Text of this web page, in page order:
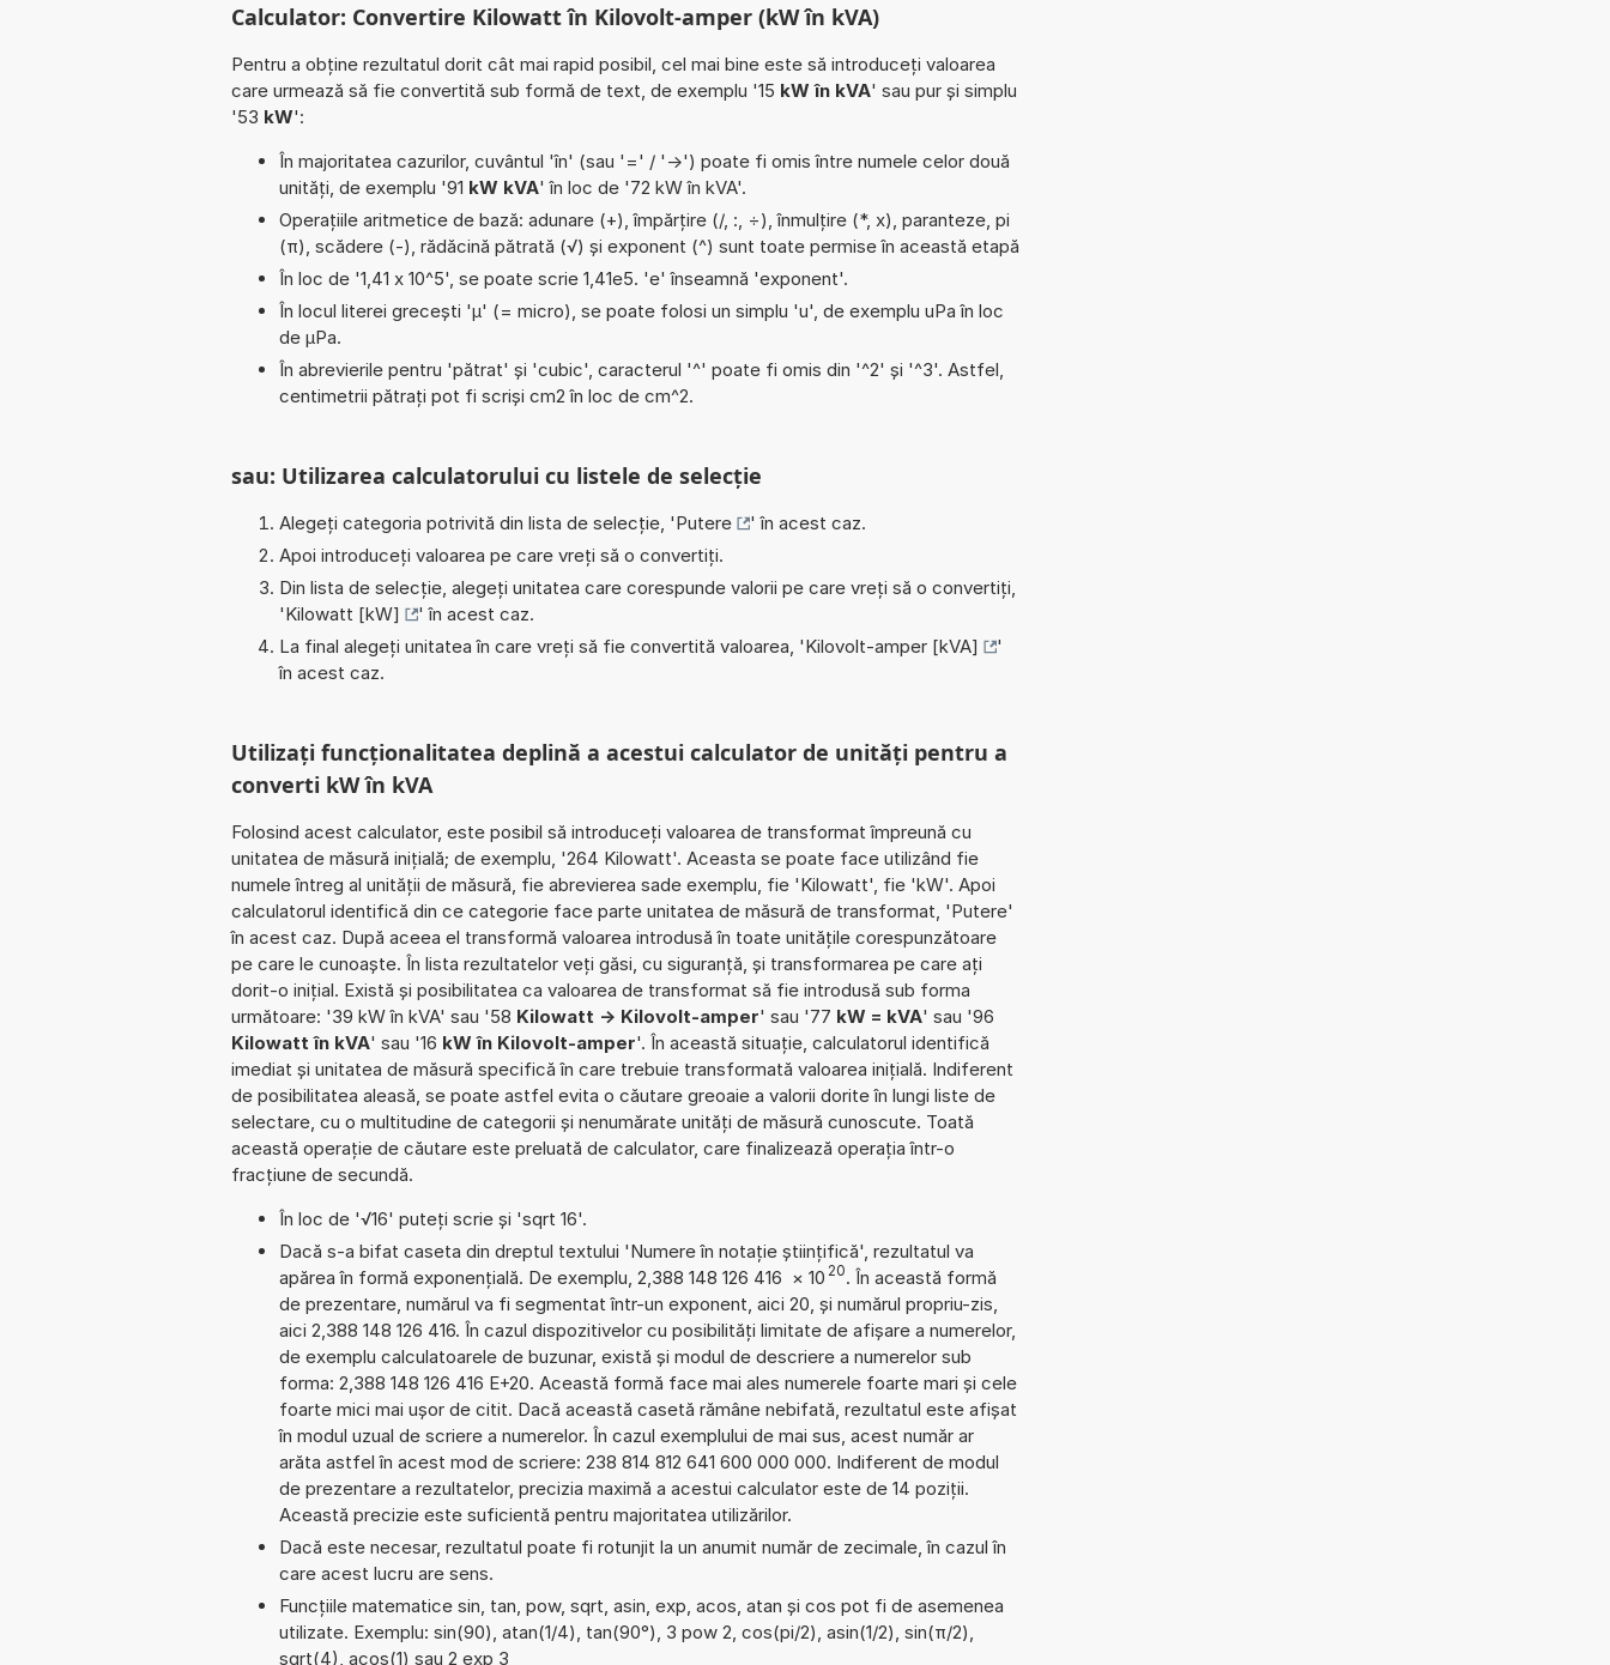
Calculator: Convertire Kilowatt în Kilovolt-amper (kW în kVA)
Pentru a obține rezultatul dorit cât mai rapid posibil, cel mai bine este să introduceți valoarea
care urmează să fie convertită sub formă de text, de exemplu '15 kW în kVA' sau pur și simplu
'53 kW':
În majoritatea cazurilor, cuvântul 'în' (sau '=' / '->') poate fi omis între numele celor două
unități, de exemplu '91 kW kVA' în loc de '72 kW în kVA'.
Operațiile aritmetice de bază: adunare (+), împărțire (/, :, ÷), înmulțire (*, x), paranteze, pi
(π), scădere (-), rădăcină pătrată (√) și exponent (^) sunt toate permise în această etapă
În loc de '1,41 x 10^5', se poate scrie 1,41e5. 'e' înseamnă 'exponent'.
În locul literei grecești 'µ' (= micro), se poate folosi un simplu 'u', de exemplu uPa în loc
de µPa.
În abrevierile pentru 'pătrat' și 'cubic', caracterul '^' poate fi omis din '^2' și '^3'. Astfel,
centimetrii pătrați pot fi scriși cm2 în loc de cm^2.
sau: Utilizarea calculatorului cu listele de selecție
Alegeți categoria potrivită din lista de selecție, 'Putere
' în acest caz.
Apoi introduceți valoarea pe care vreți să o convertiți.
Din lista de selecție, alegeți unitatea care corespunde valorii pe care vreți să o convertiți,
'Kilowatt [kW]
' în acest caz.
La final alegeți unitatea în care vreți să fie convertită valoarea, 'Kilovolt-amper [kVA]
'
în acest caz.
Utilizați funcționalitatea deplină a acestui calculator de unități pentru a
converti kW în kVA
Folosind acest calculator, este posibil să introduceți valoarea de transformat împreună cu
unitatea de măsură inițială; de exemplu, '264 Kilowatt'. Aceasta se poate face utilizând fie
numele întreg al unității de măsură, fie abrevierea sade exemplu, fie 'Kilowatt', fie 'kW'. Apoi
calculatorul identifică din ce categorie face parte unitatea de măsură de transformat, 'Putere'
în acest caz. După aceea el transformă valoarea introdusă în toate unitățile corespunzătoare
pe care le cunoaște. În lista rezultatelor veți găsi, cu siguranță, și transformarea pe care ați
dorit-o inițial. Există și posibilitatea ca valoarea de transformat să fie introdusă sub forma
următoare: '39 kW în kVA' sau '58 Kilowatt -> Kilovolt-amper' sau '77 kW = kVA' sau '96
Kilowatt în kVA' sau '16 kW în Kilovolt-amper'. În această situație, calculatorul identifică
imediat și unitatea de măsură specifică în care trebuie transformată valoarea inițială. Indiferent
de posibilitatea aleasă, se poate astfel evita o căutare greoaie a valorii dorite în lungi liste de
selectare, cu o multitudine de categorii și nenumărate unități de măsură cunoscute. Toată
această operație de căutare este preluată de calculator, care finalizează operația într-o
fracțiune de secundă.
În loc de '√16' puteți scrie și 'sqrt 16'.
Dacă s-a bifat caseta din dreptul textului 'Numere în notație științifică', rezultatul va
apărea în formă exponențială. De exemplu, 2,388 148 126 416 × 10 20. În această formă
de prezentare, numărul va fi segmentat într-un exponent, aici 20, și numărul propriu-zis,
aici 2,388 148 126 416. În cazul dispozitivelor cu posibilități limitate de afișare a numerelor,
de exemplu calculatoarele de buzunar, există și modul de descriere a numerelor sub
forma: 2,388 148 126 416 E+20. Această formă face mai ales numerele foarte mari și cele
foarte mici mai ușor de citit. Dacă această casetă rămâne nebifată, rezultatul este afișat
în modul uzual de scriere a numerelor. În cazul exemplului de mai sus, acest număr ar
arăta astfel în acest mod de scriere: 238 814 812 641 600 000 000. Indiferent de modul
de prezentare a rezultatelor, precizia maximă a acestui calculator este de 14 poziții.
Această precizie este suficientă pentru majoritatea utilizărilor.
Dacă este necesar, rezultatul poate fi rotunjit la un anumit număr de zecimale, în cazul în
care acest lucru are sens.
Funcțiile matematice sin, tan, pow, sqrt, asin, exp, acos, atan și cos pot fi de asemenea
utilizate. Exemplu: sin(90), atan(1/4), tan(90°), 3 pow 2, cos(pi/2), asin(1/2), sin(π/2),
sqrt(4), acos(1) sau 2 exp 3